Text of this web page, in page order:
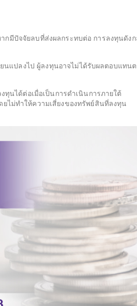
มีปัจจัยลบที่ส่งผลกระทบต่อ การลงทุนดังก
นแปลงไป ผู้ลงทุนอาจไม่ได้รับผลตอบแทน
นได้ต่อเมื่อเป็นการดำเนินการภายใต้
ไม่ทำให้ความเสี่ยงของทรัพย์สินที่ลงทุน